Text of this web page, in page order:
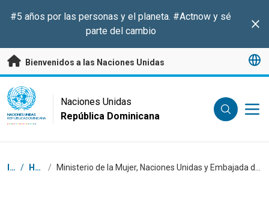
#5 años por las personas y el planeta. #Actnowy sé
parte del cambio
Bienvenidos a las Naciones Unidas
UN Logo
NACIONES UNIDAS
REPÚBLICA DOMINICANA
Naciones Unidas
República Dominicana
Coordenadas dentro de la ruta de navegación
Inicio / Historias /